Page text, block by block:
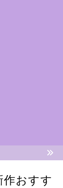
作おすす